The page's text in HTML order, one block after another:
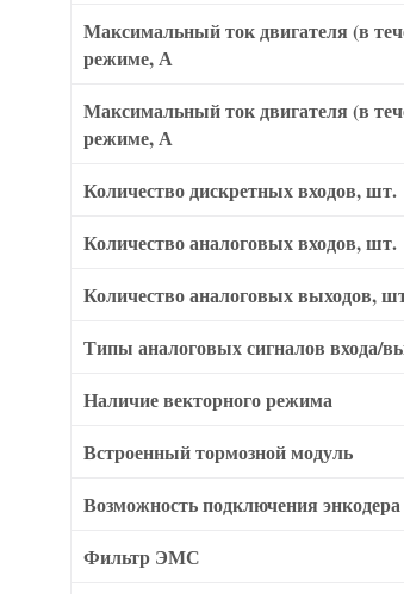
Максимальный ток двигателя (в
режиме, А
Максимальный ток двигателя (в
режиме, А
Количество дискретных входов, шт.
Количество аналоговых входов, шт.
Количество аналоговых выходов,
Типы аналоговых сигналов входа/
Наличие векторного режима
Встроенный тормозной модуль
Возможность подключения энкодера
Фильтр ЭМС